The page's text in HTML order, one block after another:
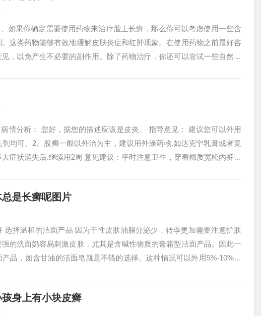
如果你确定需要使用药物来治疗脸上长癣，那么你可以考虑使用一些含
这类药物能够有效地缓解皮肤炎症和红肿现象。在使用药物之前最好咨
，以免产生不必要的副作用。除了药物治疗，你还可以尝试一些自然疗
情分析： 您好，据您的描述应该是皮炎。 指导意见： 建议您可以外用
均可。2、股癣一般以外治为主，建议用外涂药物.如达克宁乳膏或者复
症状消失后.继续用2周 意见建议：平时注意卫生，穿着棉质宽松内裤，
是长癣呢图片
选择温和的洁面产品 因为干性皮肤油脂分泌少，转季更加需要注意护肤
的洗面奶容易刺激皮肤，尤其是含碱性物质的膏霜型洁面产品。因此一
品，如含甘油的洁面皂就是不错的选择。这种情况可以外用5%-10%的
身上有小块皮癣